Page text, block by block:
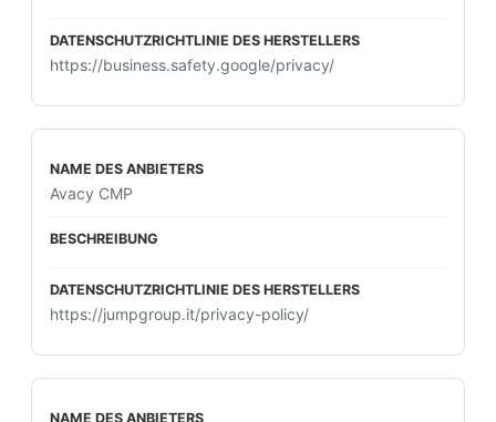
https://business.safety.google/privacy/
Avacy CMP
https://jumpgroup.it/privacy-policy/